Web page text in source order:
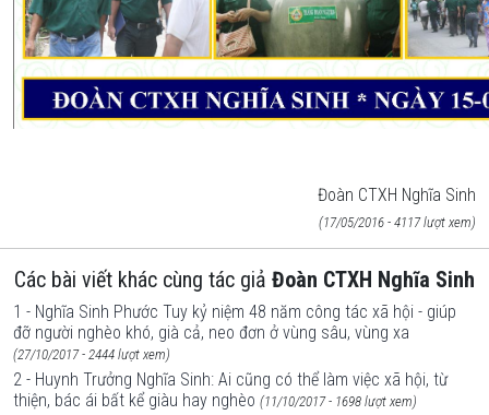
Đoàn CTXH Nghĩa Sinh
(17/05/2016 - 4117 lượt xem)
Các bài viết khác cùng tác giả Đoàn CTXH Nghĩa Sinh
1 - Nghĩa Sinh Phước Tuy kỷ niệm 48 năm công tác xã hội - giúp
đỡ người nghèo khó, già cả, neo đơn ở vùng sâu, vùng xa
(27/10/2017 - 2444 lượt xem)
2 - Huynh Trưởng Nghĩa Sinh: Ai cũng có thể làm việc xã hội, từ
thiện, bác ái bất kể giàu hay nghèo (11/10/2017 - 1698 lượt xem)